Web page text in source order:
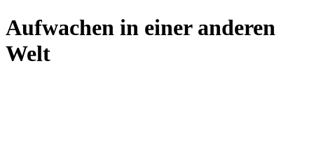
Aufwachen in einer anderen
Welt